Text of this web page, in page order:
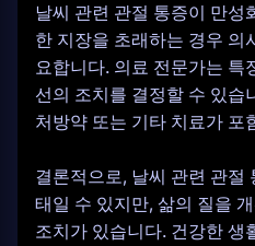
날씨 관련 관절 통증이 만성
한 지장을 초래하는 경우 의
요합니다. 의료 전문가는 특
선의 조치를 결정할 수 있습
처방약 또는 기타 치료가 포
결론적으로, 날씨 관련 관절
태일 수 있지만, 삶의 질을
조치가 있습니다. 건강한 생